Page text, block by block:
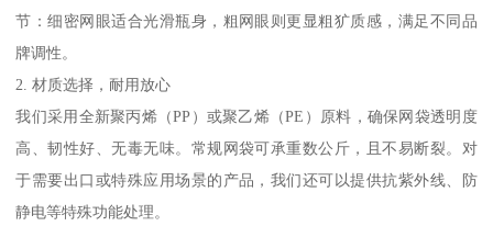
节：细密网眼适合光滑瓶身，粗网眼则更显粗犷质感，满足不同品
牌调性。
2. 材质选择，耐用放心
我们采用全新聚丙烯（PP）或聚乙烯（PE）原料，确保网袋透明度
高、韧性好、无毒无味。常规网袋可承重数公斤，且不易断裂。对
于需要出口或特殊应用场景的产品，我们还可以提供抗紫外线、防
静电等特殊功能处理。